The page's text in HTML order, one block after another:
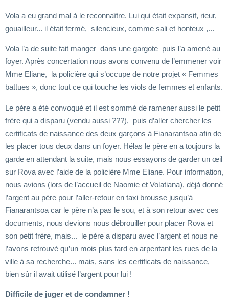
Vola a eu grand mal à le reconnaître. Lui qui était expansif, rieur,
gouailleur... il était fermé, silencieux, comme sali et honteux ,...
Vola l’a de suite fait manger dans une gargote puis l’a amené au
foyer. Après concertation nous avons convenu de l’emmener voir
Mme Eliane, la policière qui s’occupe de notre projet « Femmes
battues », donc tout ce qui touche les viols de femmes et enfants.
Le père a été convoqué et il est sommé de ramener aussi le petit
frère qui a disparu (vendu aussi ???), puis d’aller chercher les
certificats de naissance des deux garçons à Fianarantsoa afin de
les placer tous deux dans un foyer. Hélas le père en a toujours la
garde en attendant la suite, mais nous essayons de garder un œil
sur Rova avec l’aide de la policière Mme Eliane. Pour information,
nous avions (lors de l’accueil de Naomie et Volatiana), déjà donné
l’argent au père pour l’aller-retour en taxi brousse jusqu’à
Fianarantsoa car le père n’a pas le sou, et à son retour avec ces
documents, nous devions nous débrouiller pour placer Rova et
son petit frère, mais... le père a disparu avec l’argent et nous ne
l’avons retrouvé qu’un mois plus tard en arpentant les rues de la
ville à sa recherche... mais, sans les certificats de naissance,
bien sûr il avait utilisé l’argent pour lui !
Difficile de juger et de condamner !